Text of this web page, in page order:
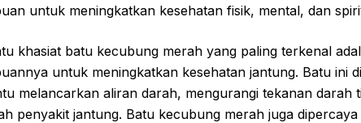
untuk meningkatkan kesehatan fisik, mental, dan
khasiat batu kecubung merah yang paling terkenal
untuk meningkatkan kesehatan jantung. Batu ini
melancarkan aliran darah, mengurangi tekanan darah
penyakit jantung. Batu kecubung merah juga